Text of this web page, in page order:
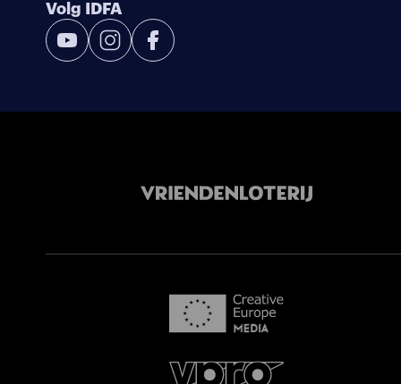
Volg IDFA